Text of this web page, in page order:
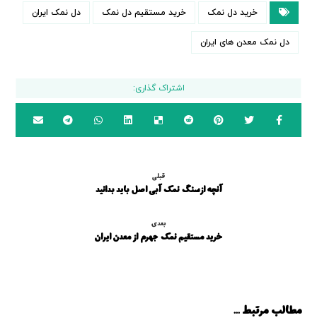
خرید دل نمک خرید مستقیم دل نمک دل نمک ایران
دل نمک معدن های ایران
قبلی
آنچه ازسنگ نمک آبی اصل باید بدانید
بعدی
خرید مستقیم نمک جهرم از معدن ایران
مطالب مرتبط ...